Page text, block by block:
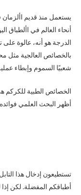
يستعمل منذ قديم
أنحاء العالم في األطباق
الدرجة هو أنه، عالوة
بالخصائص العالجية مثل
شعبيًا السموم وإبطاء
الخصائص الطبية للكركم
أظهر البحث العلمي
تستطيعون إدخال هذا
أطباقكم المفضلة. لكن